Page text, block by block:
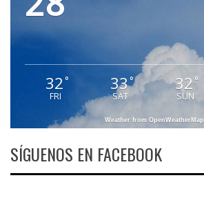
32°
FRI
33°
SAT
32 °
SUN
Weather from OpenWeatherMap
SÍGUENOS EN FACEBOOK